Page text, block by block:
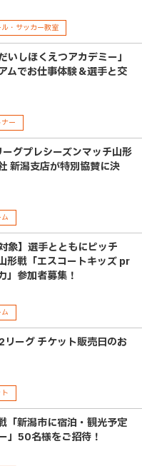
・サッカー教室
いしほくえつアカデミー」
ムでお仕事体験＆選手と交
ー
ーグプレシーズンマッチ山形
新潟支店が特別協賛に決
象】選手とともにピッチ
形戦「エスコートキッズ pr
参加者募集！
ーグ チケット販売日のお
「新潟市に宿泊・観光予定
」50名様をご招待！